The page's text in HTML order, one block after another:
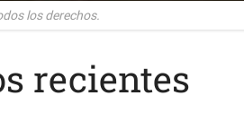
los derechos.
recientes